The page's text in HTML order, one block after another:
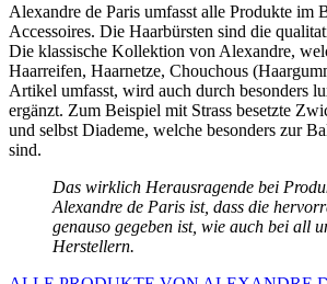
Alexandre de Paris umfasst alle Produkte im
Accessoires. Die Haarbürsten sind die
Die klassische Kollektion von Alexandre,
Haarreifen, Haarnetze, Chouchous
Artikel umfasst, wird auch durch besonders
ergänzt. Zum Beispiel mit Strass besetzte
und selbst Diademe, welche besonders zur
sind.
Das wirklich Herausragende bei
Alexandre de Paris ist, dass die
genauso gegeben ist, wie auch bei all
Herstellern.